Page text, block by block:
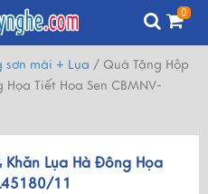
0
mài + Lụa / Quà Tặng Hộp
Tiết Hoa Sen CBMNV-
Lụa Hà Đông Họa
11